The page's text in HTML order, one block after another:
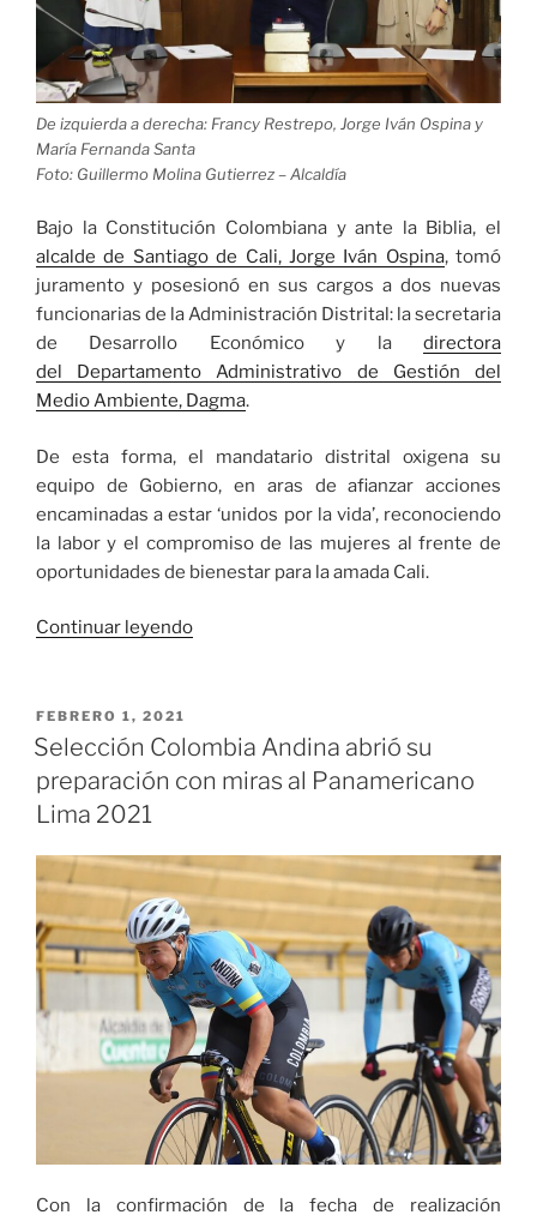
gratuita»
De izquierda a derecha: Francy Restrepo, Jorge Iván Ospina y
María Fernanda Santa
Foto: Guillermo Molina Gutierrez – Alcaldía
Bajo la Constitución Colombiana y ante la Biblia, el
alcalde de Santiago de Cali, Jorge Iván Ospina, tomó
juramento y posesionó en sus cargos a dos nuevas
funcionarias de la Administración Distrital: la secretaria
de Desarrollo Económico y la directora
del Departamento Administrativo de Gestión del
Medio Ambiente, Dagma.
De esta forma, el mandatario distrital oxigena su
equipo de Gobierno, en aras de afianzar acciones
encaminadas a estar ‘unidos por la vida’, reconociendo
la labor y el compromiso de las mujeres al frente de
oportunidades de bienestar para la amada Cali.
Continuar leyendo«Dos
al
frente
Económico
Medio
Ambiente
Distrital»
PUBLICADO
EL
FEBRERO 1, 2021
Selección Colombia Andina abrió su
preparación con miras al Panamericano
Lima 2021
Con la confirmación de la fecha de realización